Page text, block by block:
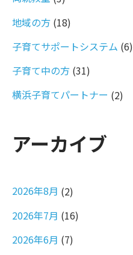
地域の方 (18)
子育てサポートシステム (6)
子育て中の方 (31)
横浜子育てパートナー (2)
アーカイブ
2026年8月 (2)
2026年7月 (16)
2026年6月 (7)